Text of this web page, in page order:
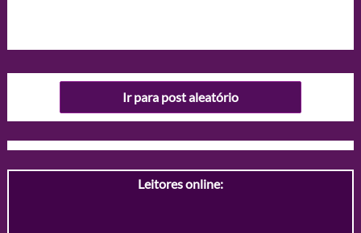
Ir para post aleatório
Leitores online: